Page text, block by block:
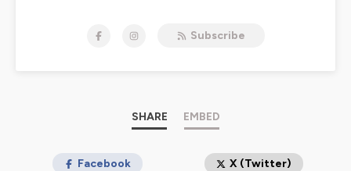
sur la radio RFE ❤️
Je partage aussi des stratégies spirituelles et
inspirantes, afin de surmonter les obstacles et atteindre
comment marcher dans la victoire et comment vivre la
Subscribe
SHARE EMBED
Facebook X (Twitter)